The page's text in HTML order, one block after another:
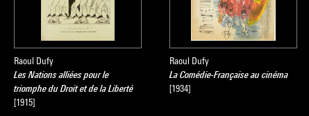
Raoul Dufy
Les Nations alliées pour le
triomphe du Droit et de la Liberté
[1915]
Raoul Dufy
La Comédie-Française au cinéma
[1934]